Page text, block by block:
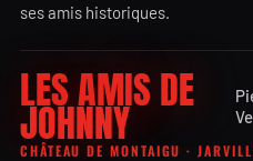
ses amis historiques.
LES AMIS DE
JOHNNY
CHÂTEAU DE MONTAIGU ·